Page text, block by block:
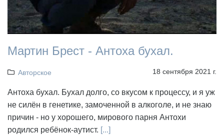
Мартин Брест - Антоха бухал.
Авторское 18 сентября 2021 г.
Антоха бухал. Бухал долго, со вкусом к процессу, и я уж
не силён в генетике, замоченной в алкоголе, и не знаю
причин - но у хорошего, мирового парня Антохи
родился ребёнок-аутист. [...]